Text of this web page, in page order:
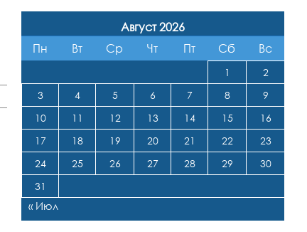
Август 2026
Пн
Вт Ср Чт Пт Сб Вс
1
2
3
4 5 6 7 8
9
10
11 12 13 14 15
16
17
18 19 20 21 22
23
24
25 26 27 28 29
30
31
« Июл